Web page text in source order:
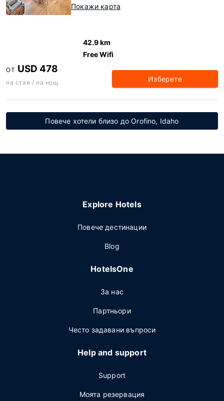
Покажи карта
42.9 km
Free Wifi
ОТ USD 478
на стая / на нощ Изберете
Повече хотели близо до Orofino, Idaho
Explore Hotels
Повече дестинации
Blog
HotelsOne
За нас
Партньори
Често задавани въпроси
Help and support
Support
Моята резервация